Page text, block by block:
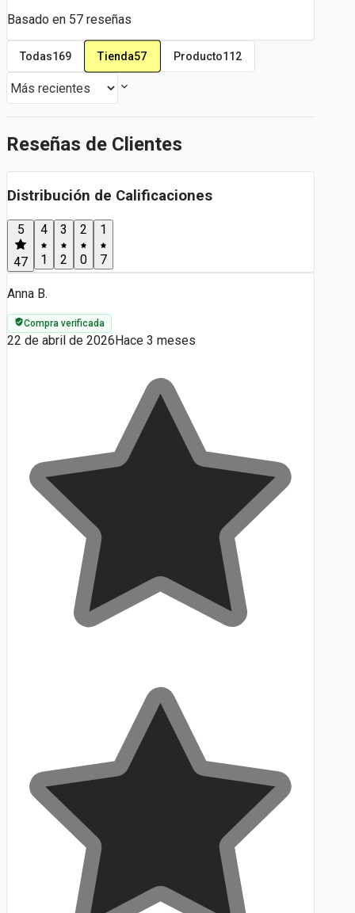
Basado en 57 reseñas
Todas169 Tienda57 Producto112
Reseñas de Clientes
Distribución de Calificaciones
5
47
4
1
3
2
2
0
1
7
Anna B.
Compra verificada
22 de abril de 2026Hace 3 meses